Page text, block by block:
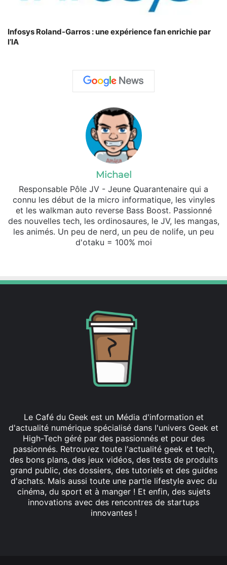
Infosys Roland-Garros : une expérience fan enrichie par
l’IA
Michael
Responsable Pôle JV - Jeune Quarantenaire qui a
connu les début de la micro informatique, les vinyles
et les walkman auto reverse Bass Boost. Passionné
des nouvelles tech, les ordinosaures, le JV, les mangas,
les animés. Un peu de nerd, un peu de nolife, un peu
d'otaku = 100% moi
Le Café du Geek est un Média d'information et
d'actualité numérique spécialisé dans l'univers Geek et
High-Tech géré par des passionnés et pour des
passionnés. Retrouvez toute l'actualité geek et tech,
des bons plans, des jeux vidéos, des tests de produits
grand public, des dossiers, des tutoriels et des guides
d'achats. Mais aussi toute une partie lifestyle avec du
cinéma, du sport et à manger ! Et enfin, des sujets
innovations avec des rencontres de startups
innovantes !